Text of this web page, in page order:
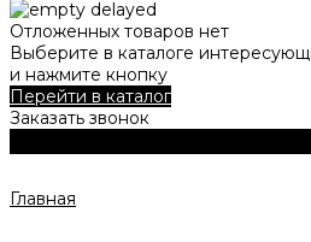
Отложенных товаров нет
Выберите в каталоге
и нажмите кнопку
Перейти в каталог
Заказать звонок
Главная